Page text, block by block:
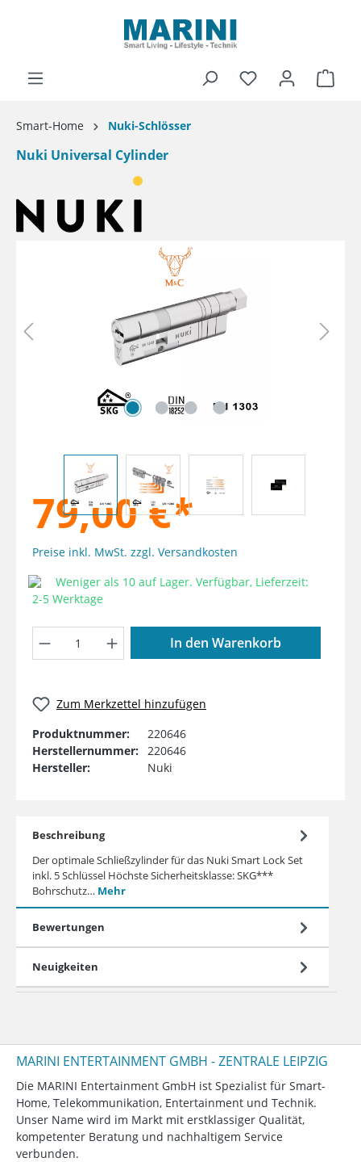
Smart-Home Nuki-Schlösser
Nuki Universal Cylinder
Bildergalerie überspringen
79,00 €*
Preise inkl. MwSt. zzgl. Versandkosten
Weniger als 10 auf Lager. Verfügbar, Lieferzeit:
2-5 Werktage
Produkt Anzahl: Gib den
In den Warenkorb
Zum Merkzettel hinzufügen
Produktnummer:
220646
Herstellernummer:
220646
Hersteller:
Nuki
Beschreibung
Der optimale Schließzylinder für das Nuki Smart Lock Set
inkl. 5 Schlüssel Höchste Sicherheitsklasse: SKG***
Bohrschutz… Mehr
Bewertungen
Neuigkeiten
MARINI ENTERTAINMENT GMBH - ZENTRALE LEIPZIG
Die MARINI Entertainment GmbH ist Spezialist für Smart-
Home, Telekommunikation, Entertainment und Technik.
Unser Name wird im Markt mit erstklassiger Qualität,
kompetenter Beratung und nachhaltigem Service
verbunden.